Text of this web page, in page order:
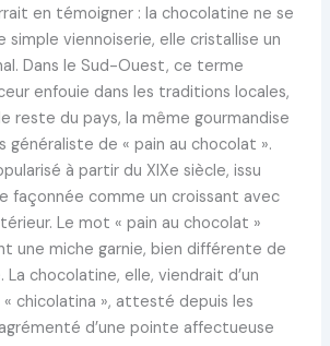
en témoigner : la chocolatine ne se
simple viennoiserie, elle cristallise un
Dans le Sud-Ouest, ce terme
enfouie dans les traditions locales,
reste du pays, la même gourmandise
généraliste de « pain au chocolat ».
à partir du XIXe siècle, issu
façonnée comme un croissant avec
Le mot « pain au chocolat »
une miche garnie, bien différente de
chocolatine, elle, viendrait d’un
chicolatina », attesté depuis les
d’une pointe affectueuse